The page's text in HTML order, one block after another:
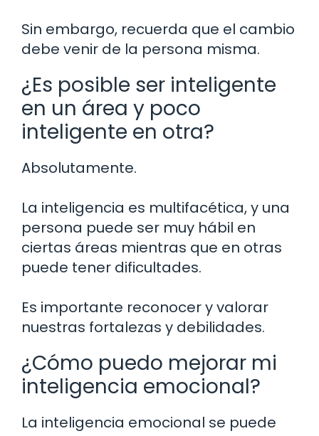
Sin embargo, recuerda que el cambio
debe venir de la persona misma.
¿Es posible ser inteligente
en un área y poco
inteligente en otra?
Absolutamente.
La inteligencia es multifacética, y una
persona puede ser muy hábil en
ciertas áreas mientras que en otras
puede tener dificultades.
Es importante reconocer y valorar
nuestras fortalezas y debilidades.
¿Cómo puedo mejorar mi
inteligencia emocional?
La inteligencia emocional se puede